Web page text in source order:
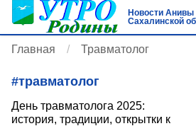
Новости Анивы
Сахалинской
Главная Травматолог
#травматолог
День травматолога 2025:
история, традиции, открытки к